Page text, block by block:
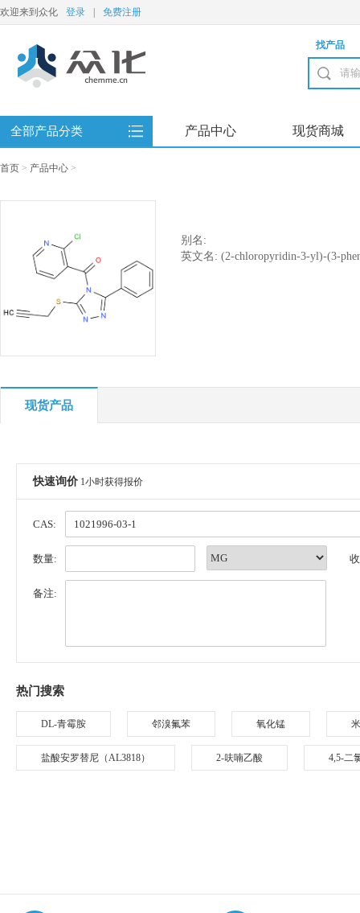
欢迎来到众化 登录 免费注册
找产品
全部产品分类 产品中心 现货商城
首页 > 产品中心 >
别名:
英文名: (2-chloropyridin-3-yl)-(3-
现货产品
快速询价 1小时获得报价
CAS:
数量:
备注:
热门搜索
DL-青霉胺 邻溴氟苯 氧化锰
盐酸安罗替尼（AL3818） 2-呋喃乙酸 4,5-二